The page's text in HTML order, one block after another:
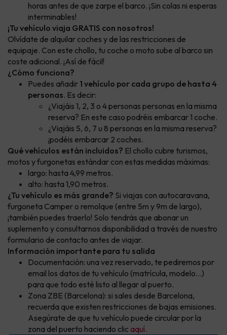
horas antes de que zarpe el barco. ¡Sin colas ni esperas
interminables!
¡Tu vehículo viaja GRATIS con nosotros!
Olvídate de alquilar coches y de las restricciones de
equipaje. Con este chollo, tu coche o moto sube al barco sin
coste adicional. ¡Así de fácil!
¿Cómo funciona?
Puedes añadir 1 vehículo por cada grupo de hasta 4
personas. Es decir:
¿Viajáis 1, 2, 3 o 4 personas personas en la misma
reserva? En este caso podréis embarcar 1 coche.
¿Viajáis 5, 6, 7 u 8 personas en la misma reserva?
¡podéis embarcar 2 coches.
Qué vehículos están incluidos? El chollo cubre turismos,
motos y furgonetas estándar con estas medidas máximas:
largo: hasta 4,99 metros.
alto: hasta 1,90 metros.
¿Tu vehículo es más grande? Si viajas con autocaravana,
furgoneta Camper o remolque (entre 5m y 9m de largo),
¡también puedes traerlo! Solo tendrás que abonar un
suplemento y consultarnos disponibilidad a través de nuestro
formulario de contacto antes de viajar.
Información importante para tu salida
Documentación: una vez reservado, te pediremos por
email los datos de tu vehículo (matrícula, modelo...)
para que todo esté listo al llegar al puerto.
Zona ZBE (Barcelona): si sales desde Barcelona,
recuerda que existen restricciones de bajas emisiones.
Asegúrate de que tu vehículo puede circular por la
zona del puerto haciendo clic aquí.